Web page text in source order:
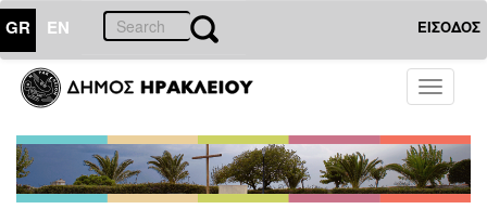
GR EN ΕΙΣΟΔΟΣ
Toggle
ΤΟΠΟΣ
ΜΑΣ
Ανακοινώσεις
Αρχείο